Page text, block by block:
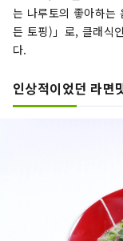
는 나루토의 좋아하는
든 토핑)」로, 클래식
다.
인상적이었던 라면